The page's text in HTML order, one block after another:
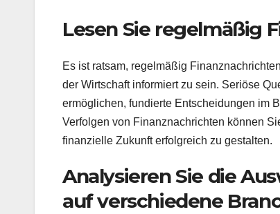
Lesen Sie regelmäßig
Es ist ratsam, regelmäßig
der Wirtschaft informiert zu sein. Seriöse
ermöglichen, fundierte Entscheidungen im
Verfolgen von Finanznachrichten können
finanzielle Zukunft erfolgreich zu gestalten.
Analysieren Sie die
auf verschiedene